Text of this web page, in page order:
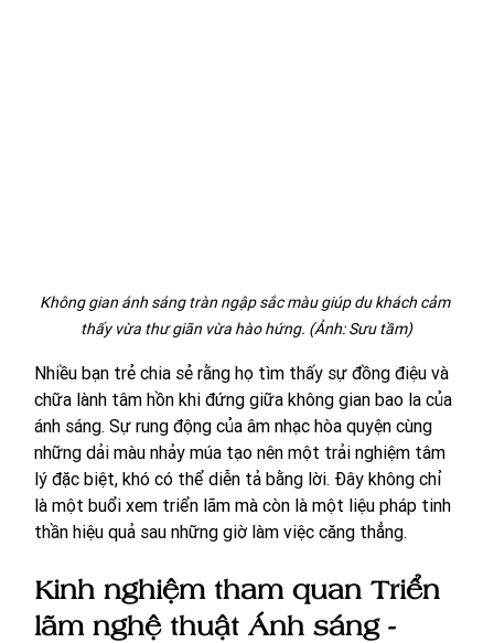
Không gian ánh sáng tràn ngập sắc màu giúp du khách cảm
thấy vừa thư giãn vừa hào hứng. (Ảnh: Sưu tầm)
Nhiều bạn trẻ chia sẻ rằng họ tìm thấy sự đồng điệu và
chữa lành tâm hồn khi đứng giữa không gian bao la của
ánh sáng. Sự rung động của âm nhạc hòa quyện cùng
những dải màu nhảy múa tạo nên một trải nghiệm tâm
lý đặc biệt, khó có thể diễn tả bằng lời. Đây không chỉ
là một buổi xem triển lãm mà còn là một liệu pháp tinh
thần hiệu quả sau những giờ làm việc căng thẳng.
Kinh nghiệm tham quan Triển
lãm nghệ thuật Ánh sáng -